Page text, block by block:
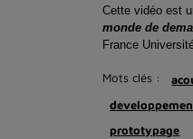
Cette vidéo est
monde de
France
Mots clés :
prototypage